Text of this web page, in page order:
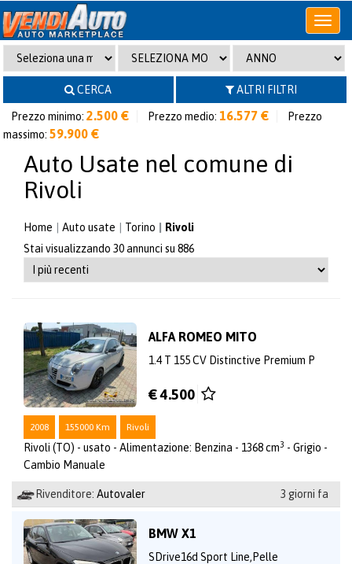
Apri
o
chiudi
menu
CERCA
ALTRI FILTRI
Prezzo minimo: 2.500 € Prezzo medio: 16.577 €
Prezzo
massimo: 59.900 €
Auto Usate nel comune di
Rivoli
Home Auto usate Torino
Rivoli
Stai visualizzando 30 annunci su 886
ALFA ROMEO MITO
1.4 T 155 CV Distinctive Premium P
€ 4.500
2008 155000 Km Rivoli
Rivoli (TO) - usato - Alimentazione: Benzina - 1368 cm3 - Grigio -
Cambio Manuale
Rivenditore: Autovaler 3 giorni fa
BMW X1
SDrive16d Sport Line,Pelle